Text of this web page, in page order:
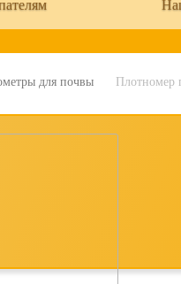
для почвы Плотномер